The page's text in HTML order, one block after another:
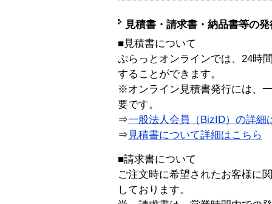
見積書・請求書・納品書等の
■見積書について
ぷらっとオンラインでは、24時
することができます。
※オンライン見積書発行には、
要です。
⇒一般法人会員（BizID）の詳細
⇒ 見積書について詳細はこちら
■請求書について
ご注文時に希望されたお客様に
しております。